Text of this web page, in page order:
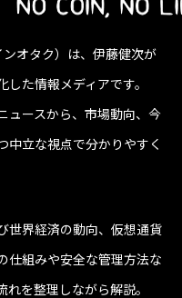
ンオタク）は、伊藤健次が
た情報メディアです。
ュースから、市場動向、今
中立な視点で分かりやすく
世界経済の動向、仮想通貨
仕組みや安全な管理方法な
を整理しながら解説。